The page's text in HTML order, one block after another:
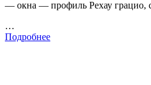
— окна — профиль Рехау грацио,
…
Подробнее